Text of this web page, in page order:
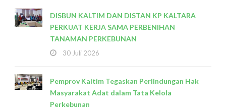
DISBUN KALTIM DAN DISTAN KP KALTARA
PERKUAT KERJA SAMA PERBENIHAN
TANAMAN PERKEBUNAN
30 Juli 2026
Pemprov Kaltim Tegaskan Perlindungan Hak
Masyarakat Adat dalam Tata Kelola
Perkebunan